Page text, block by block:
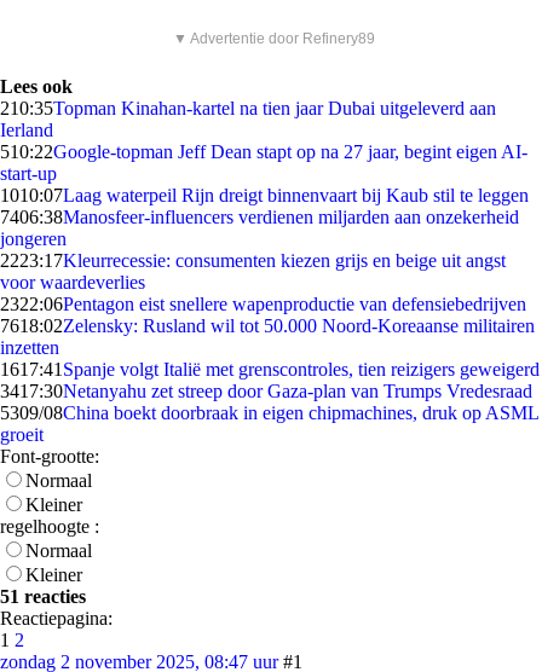
▼ Advertentie door Refinery89
Lees ook
210:35Topman Kinahan-kartel na tien jaar Dubai uitgeleverd aan
Ierland
510:22Google-topman Jeff Dean stapt op na 27 jaar, begint eigen AI-
start-up
1010:07Laag waterpeil Rijn dreigt binnenvaart bij Kaub stil te leggen
7406:38Manosfeer-influencers verdienen miljarden aan onzekerheid
jongeren
2223:17Kleurrecessie: consumenten kiezen grijs en beige uit angst
voor waardeverlies
2322:06Pentagon eist snellere wapenproductie van defensiebedrijven
7618:02Zelensky: Rusland wil tot 50.000 Noord-Koreaanse militairen
inzetten
1617:41 Spanje volgt Italië met grenscontroles, tien reizigers geweigerd
3417:30Netanyahu zet streep door Gaza-plan van Trumps Vredesraad
5309/08China boekt doorbraak in eigen chipmachines, druk op ASML
groeit
Font-grootte:
Normaal
Kleiner
regelhoogte :
Normaal
Kleiner
51 reacties
Reactiepagina:
1 2
zondag 2 november 2025, 08:47 uur #1